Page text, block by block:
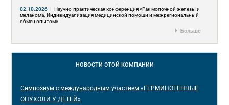
02.10.2026 | Научно-практическая конференция «Рак молочной железы и
меланома. Индивидуализация медицинской помощи и межрегиональный
обмен опытом»
Больше
НОВОСТИ ЭТОЙ КОМПАНИИ
Симпозиум с международным участием «ГЕРМИНОГЕННЫЕ
ОПУХОЛИ У ДЕТЕЙ»